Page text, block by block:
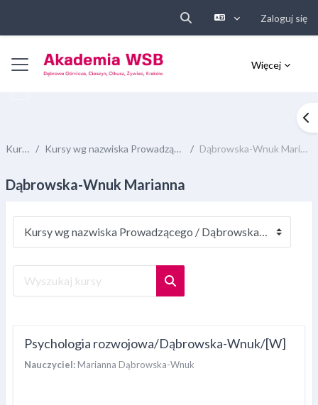
Przełącznik wyszukiwarki
Zaloguj się
Panel boczny Więcej
Kursy Kursy wg nazwiska Prowadzącego Dąbrowska-Wnuk Marianna
Dąbrowska-Wnuk Marianna
Kategorie kursów
Wyszukaj kursy
Psychologia rozwojowa/Dąbrowska-Wnuk/[W]
Nauczyciel: Marianna Dąbrowska-Wnuk